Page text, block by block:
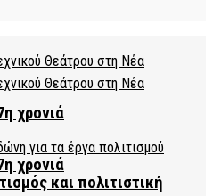
χρονιά
χρονιά
και πολιτιστική